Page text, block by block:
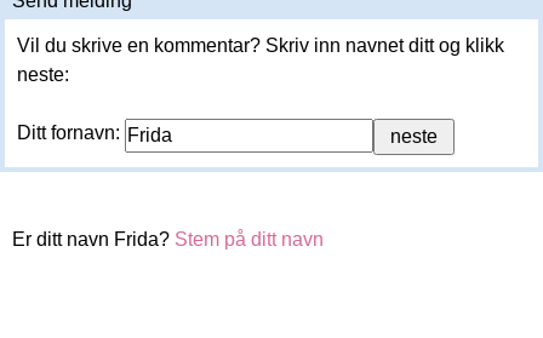
Vil du skrive en kommentar? Skriv inn navnet ditt og klikk
neste:
Ditt fornavn:
Er ditt navn Frida? Stem på ditt navn